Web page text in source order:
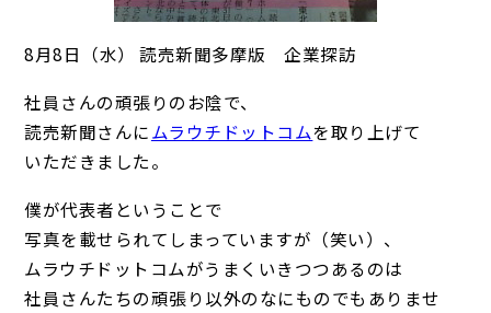
8月8日（水） 読売新聞多摩版 企業探訪
社員さんの頑張りのお陰で、
読売新聞さんにムラウチドットコムを取り上げて
いただきました。
僕が代表者ということで
写真を載せられてしまっていますが（笑い）、
ムラウチドットコムがうまくいきつつあるのは
社員さんたちの頑張り以外のなにものでもありませ